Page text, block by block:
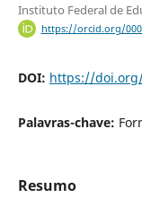
Instituto Federal de
https://orcid.org/
DOI: https://doi.org/
Palavras-chave:
Resumo